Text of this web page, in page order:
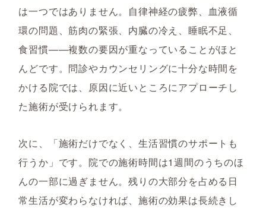
は一つではありません。自律神経の疲弊、血液循
環の問題、筋肉の緊張、内臓の冷え、睡眠不足、
食習慣——複数の要因が重なっていることがほと
んどです。問診やカウンセリングに十分な時間を
かける院では、原因に近いところにアプローチし
た施術が受けられます。
次に、「施術だけでなく、生活習慣のサポートも
行うか」です。院での施術時間は1週間のうちのほ
んの一部に過ぎません。残りの大部分を占める日
常生活が変わらなければ、施術の効果は長続きし